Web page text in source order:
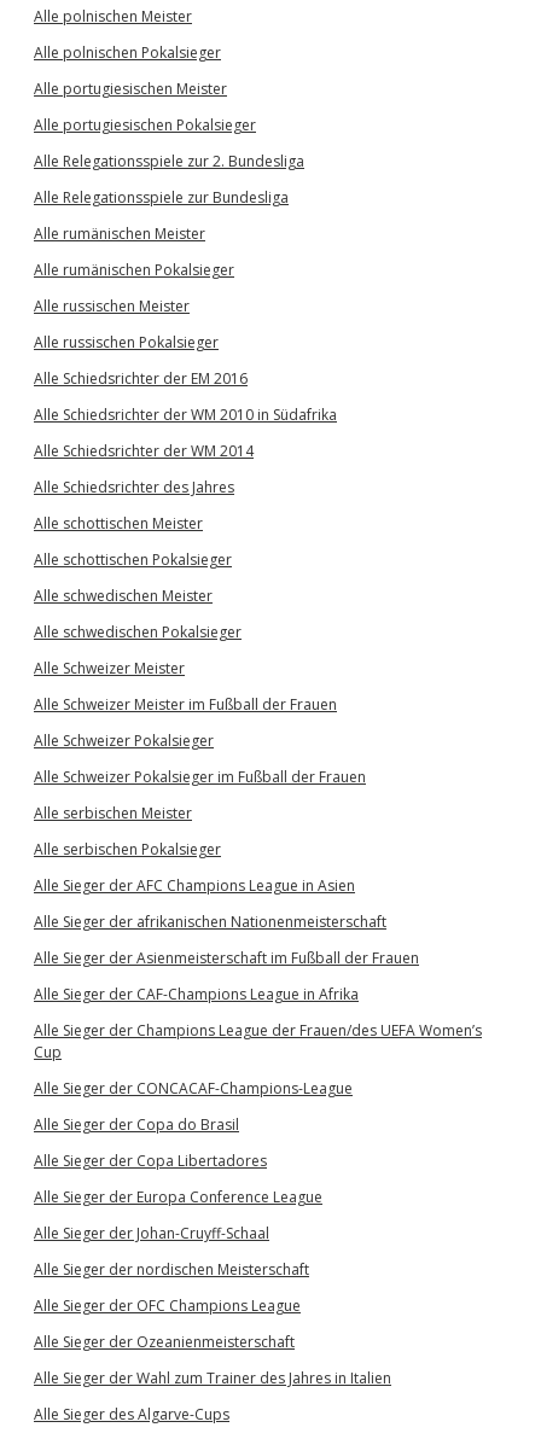
Alle polnischen Meister
Alle polnischen Pokalsieger
Alle portugiesischen Meister
Alle portugiesischen Pokalsieger
Alle Relegationsspiele zur 2. Bundesliga
Alle Relegationsspiele zur Bundesliga
Alle rumänischen Meister
Alle rumänischen Pokalsieger
Alle russischen Meister
Alle russischen Pokalsieger
Alle Schiedsrichter der EM 2016
Alle Schiedsrichter der WM 2010 in Südafrika
Alle Schiedsrichter der WM 2014
Alle Schiedsrichter des Jahres
Alle schottischen Meister
Alle schottischen Pokalsieger
Alle schwedischen Meister
Alle schwedischen Pokalsieger
Alle Schweizer Meister
Alle Schweizer Meister im Fußball der Frauen
Alle Schweizer Pokalsieger
Alle Schweizer Pokalsieger im Fußball der Frauen
Alle serbischen Meister
Alle serbischen Pokalsieger
Alle Sieger der AFC Champions League in Asien
Alle Sieger der afrikanischen Nationenmeisterschaft
Alle Sieger der Asienmeisterschaft im Fußball der Frauen
Alle Sieger der CAF-Champions League in Afrika
Alle Sieger der Champions League der Frauen/des UEFA Women’s
Cup
Alle Sieger der CONCACAF-Champions-League
Alle Sieger der Copa do Brasil
Alle Sieger der Copa Libertadores
Alle Sieger der Europa Conference League
Alle Sieger der Johan-Cruyff-Schaal
Alle Sieger der nordischen Meisterschaft
Alle Sieger der OFC Champions League
Alle Sieger der Ozeanienmeisterschaft
Alle Sieger der Wahl zum Trainer des Jahres in Italien
Alle Sieger des Algarve-Cups